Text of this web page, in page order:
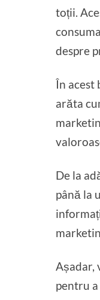
toții.
despre
În acest
arăta
De la
până la
Așadar,
pentru